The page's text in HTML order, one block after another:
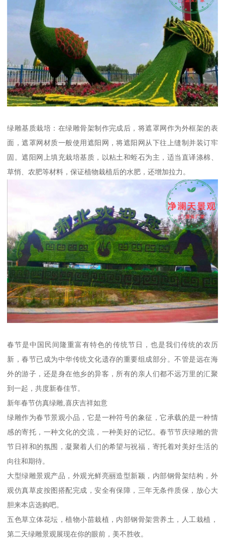
绿雕基质栽培：在绿雕骨架制作完成后，将遮罩网作为外框架的表
面，遮罩网材质一般使用遮阳网，将遮阳网从下往上缝制并装订牢
固。遮阳网上填充栽培基质，以粘土和蛭石为主，适当直译涤棉、
草悄、农肥等材料，保证植物栽植后的水肥，还增加拉力。
春节是中国民间隆重富有特色的传统节日，也是我们传统的农历
新，春节已成为中华传统文化遗存的重要组成部分。不管是远在海
外的游子，还是身在他乡的异客，所有的亲人们都不远万里的汇聚
到一起，共度新春佳节。
新年春节仿真绿雕,喜庆吉祥如意
绿雕作为春节景观小品，它是一种符号的象征，它承载的是一种情
感的寄托，一种文化的交流，一种美好的记忆。春节节庆绿雕的营
节日祥和的氛围，凝聚着人们的希望与祝福，寄托着对美好生活的
向往和期待。
大型绿雕景观产品，外观光鲜亮丽造型新颖，内部钢骨架结构，外
观仿真草皮按图搭配完成，安全有保障，三年无条件质保，放心大
胆来本店选购吧。
五色草立体花坛，植物小苗栽植，内部钢骨架营养土，人工栽植，
第二天绿雕景观展现在你的眼前，美不胜收。